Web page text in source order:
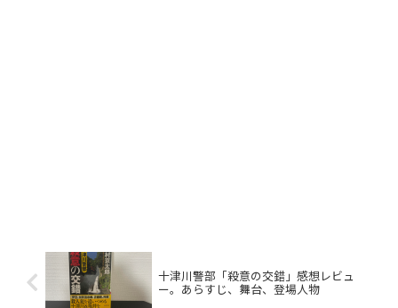
十津川警部「殺意の交錯」感想レビュ
ー。あらすじ、舞台、登場人物